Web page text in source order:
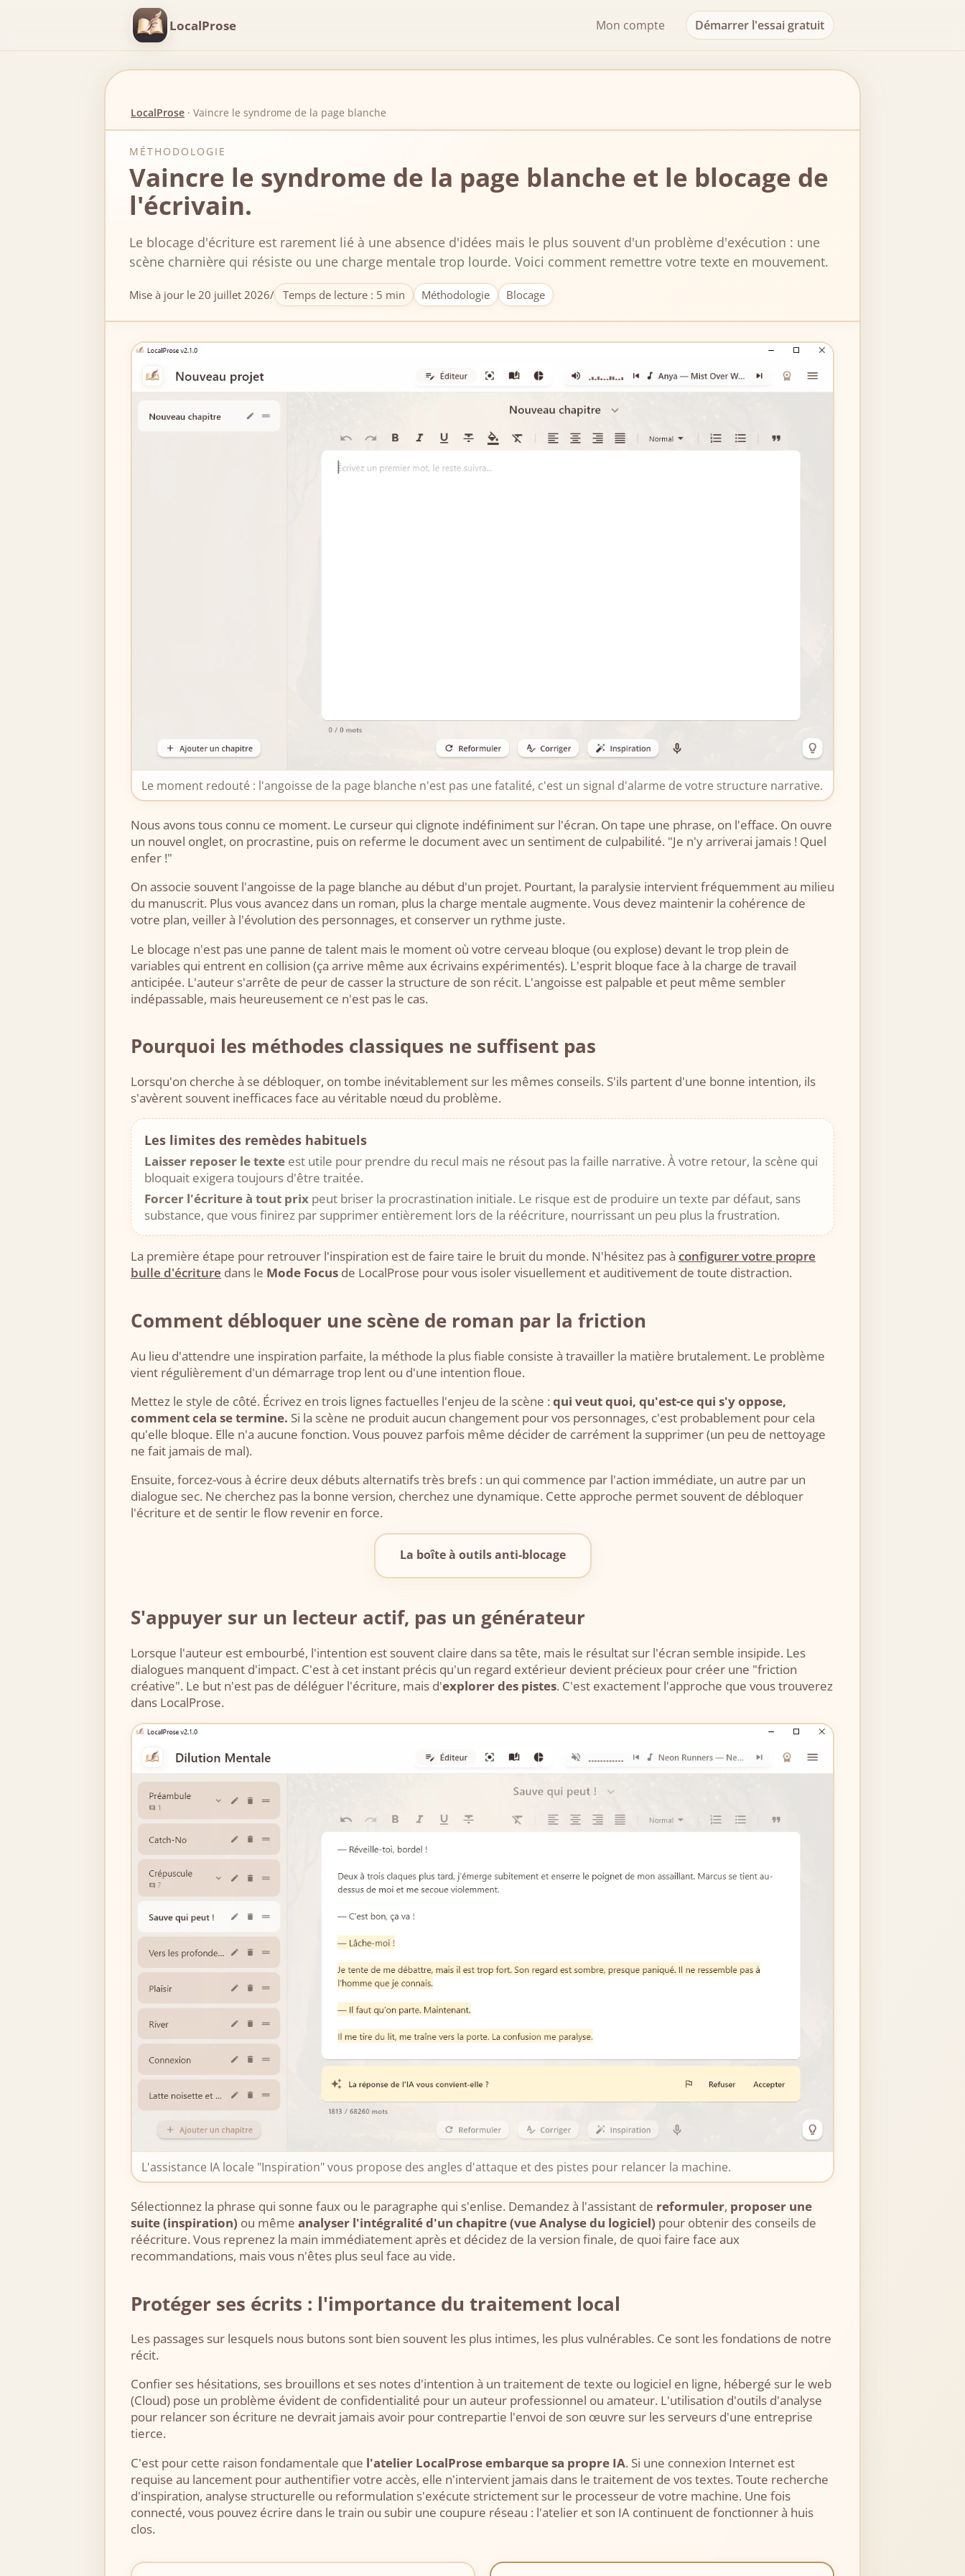
LocalProse Mon compte Démarrer l'essai gratuit
LocalProse · Vaincre le syndrome de la page blanche
MÉTHODOLOGIE
Vaincre le syndrome de la page blanche et le blocage de
l'écrivain.
Le blocage d'écriture est rarement lié à une absence d'idées mais le plus souvent d'un problème d'exécution : une
scène charnière qui résiste ou une charge mentale trop lourde. Voici comment remettre votre texte en mouvement.
Mise à jour le 20 juillet 2026/ Temps de lecture : 5 min Méthodologie Blocage
Le moment redouté : l'angoisse de la page blanche n'est pas une fatalité, c'est un signal d'alarme de votre structure narrative.
Nous avons tous connu ce moment. Le curseur qui clignote indéfiniment sur l'écran. On tape une phrase, on l'efface. On ouvre
un nouvel onglet, on procrastine, puis on referme le document avec un sentiment de culpabilité. "Je n'y arriverai jamais ! Quel
enfer !"
On associe souvent l'angoisse de la page blanche au début d'un projet. Pourtant, la paralysie intervient fréquemment au milieu
du manuscrit. Plus vous avancez dans un roman, plus la charge mentale augmente. Vous devez maintenir la cohérence de
votre plan, veiller à l'évolution des personnages, et conserver un rythme juste.
Le blocage n'est pas une panne de talent mais le moment où votre cerveau bloque (ou explose) devant le trop plein de
variables qui entrent en collision (ça arrive même aux écrivains expérimentés). L'esprit bloque face à la charge de travail
anticipée. L'auteur s'arrête de peur de casser la structure de son récit. L'angoisse est palpable et peut même sembler
indépassable, mais heureusement ce n'est pas le cas.
Pourquoi les méthodes classiques ne suffisent pas
Lorsqu'on cherche à se débloquer, on tombe inévitablement sur les mêmes conseils. S'ils partent d'une bonne intention, ils
s'avèrent souvent inefficaces face au véritable nœud du problème.
Les limites des remèdes habituels
Laisser reposer le texte est utile pour prendre du recul mais ne résout pas la faille narrative. À votre retour, la scène qui
bloquait exigera toujours d'être traitée.
Forcer l'écriture à tout prix peut briser la procrastination initiale. Le risque est de produire un texte par défaut, sans
substance, que vous finirez par supprimer entièrement lors de la réécriture, nourrissant un peu plus la frustration.
La première étape pour retrouver l'inspiration est de faire taire le bruit du monde. N'hésitez pas à configurer votre propre
bulle d'écriture dans le Mode Focus de LocalProse pour vous isoler visuellement et auditivement de toute distraction.
Comment débloquer une scène de roman par la friction
Au lieu d'attendre une inspiration parfaite, la méthode la plus fiable consiste à travailler la matière brutalement. Le problème
vient régulièrement d'un démarrage trop lent ou d'une intention floue.
Mettez le style de côté. Écrivez en trois lignes factuelles l'enjeu de la scène : qui veut quoi, qu'est-ce qui s'y oppose,
comment cela se termine. Si la scène ne produit aucun changement pour vos personnages, c'est probablement pour cela
qu'elle bloque. Elle n'a aucune fonction. Vous pouvez parfois même décider de carrément la supprimer (un peu de nettoyage
ne fait jamais de mal).
Ensuite, forcez-vous à écrire deux débuts alternatifs très brefs : un qui commence par l'action immédiate, un autre par un
dialogue sec. Ne cherchez pas la bonne version, cherchez une dynamique. Cette approche permet souvent de débloquer
l'écriture et de sentir le flow revenir en force.
La boîte à outils anti-blocage
S'appuyer sur un lecteur actif, pas un générateur
Lorsque l'auteur est embourbé, l'intention est souvent claire dans sa tête, mais le résultat sur l'écran semble insipide. Les
dialogues manquent d'impact. C'est à cet instant précis qu'un regard extérieur devient précieux pour créer une "friction
créative". Le but n'est pas de déléguer l'écriture, mais d'explorer des pistes. C'est exactement l'approche que vous trouverez
dans LocalProse.
L'assistance IA locale "Inspiration" vous propose des angles d'attaque et des pistes pour relancer la machine.
Sélectionnez la phrase qui sonne faux ou le paragraphe qui s'enlise. Demandez à l'assistant de reformuler, proposer une
suite (inspiration) ou même analyser l'intégralité d'un chapitre (vue Analyse du logiciel) pour obtenir des conseils de
réécriture. Vous reprenez la main immédiatement après et décidez de la version finale, de quoi faire face aux
recommandations, mais vous n'êtes plus seul face au vide.
Protéger ses écrits : l'importance du traitement local
Les passages sur lesquels nous butons sont bien souvent les plus intimes, les plus vulnérables. Ce sont les fondations de notre
récit.
Confier ses hésitations, ses brouillons et ses notes d'intention à un traitement de texte ou logiciel en ligne, hébergé sur le web
(Cloud) pose un problème évident de confidentialité pour un auteur professionnel ou amateur. L'utilisation d'outils d'analyse
pour relancer son écriture ne devrait jamais avoir pour contrepartie l'envoi de son œuvre sur les serveurs d'une entreprise
tierce.
C'est pour cette raison fondamentale que l'atelier LocalProse embarque sa propre IA. Si une connexion Internet est
requise au lancement pour authentifier votre accès, elle n'intervient jamais dans le traitement de vos textes. Toute recherche
d'inspiration, analyse structurelle ou reformulation s'exécute strictement sur le processeur de votre machine. Une fois
connecté, vous pouvez écrire dans le train ou subir une coupure réseau : l'atelier et son IA continuent de fonctionner à huis
clos.